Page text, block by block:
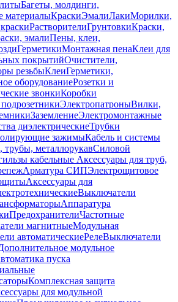
Багеты, молдинги,
материалыКраскиЭмалиЛакиМорилки,
РастворителиГрунтовкиКраски,
эмалиПены, клеи,
ГерметикиМонтажная пенаКлеи для
покрытийОчистители,
резьбыКлеиГерметики,
оборудованиеРозетки и
звонкиКоробки
ЭлектропатроныВилки,
ЗаземлениеЭлектромонтажные
диэлектрическиеТрубки
зажимыКабель и системы
трубы, металлорукавСиловой
кабельные Аксессуары для труб,
Арматура СИПЭлектрощитовое
Аксессуары для
Выключатели
Аппаратура
ПредохранителиЧастотные
магнитныеМодульная
автоматическиеРелеВыключатели
модульное
пуска
Комплексная защита
для модульной